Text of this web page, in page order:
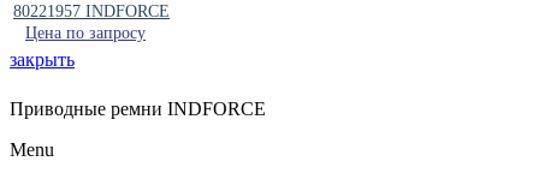
80221957 INDFORCE
Цена по запросу
закрыть
Приводные ремни INDFORCE
Menu